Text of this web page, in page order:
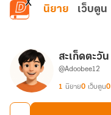
ข้ามไปยังเนื้อหาหลัก
นิยาย เว็บตูน
สะเก็ดตะวัน
@Adoobee12
1 นิยาย0 เว็บตูน0